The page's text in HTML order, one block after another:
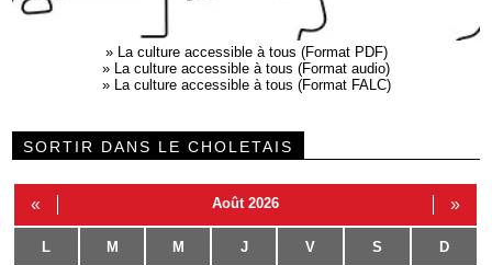
» La culture accessible à tous (Format PDF)
» La culture accessible à tous (Format audio)
» La culture accessible à tous (Format FALC)
SORTIR DANS LE CHOLETAIS
« Août 2026 »
L M M J V S D